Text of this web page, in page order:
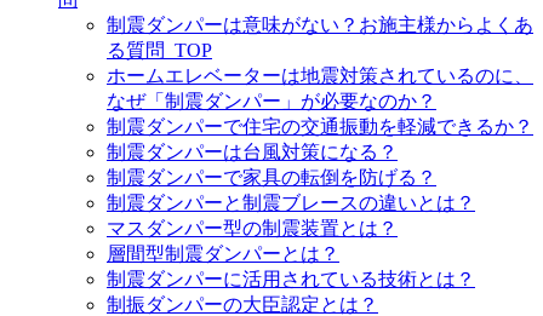
制震ダンパーは意味がない？お施主様からよくあ
る質問_TOP
ホームエレベーターは地震対策されているのに、
なぜ「制震ダンパー」が必要なのか？
制震ダンパーで住宅の交通振動を軽減できるか？
制震ダンパーは台風対策になる？
制震ダンパーで家具の転倒を防げる？
制震ダンパーと制震ブレースの違いとは？
マスダンパー型の制震装置とは？
層間型制震ダンパーとは？
制震ダンパーに活用されている技術とは？
制振ダンパーの大臣認定とは？